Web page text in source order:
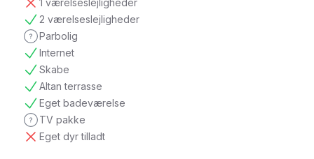
1 værelseslejligheder
ikke tilgængelig
2 værelseslejligheder
tilgængelig
Parbolig
ikke oplyst
Internet
tilgængelig
Skabe
tilgængelig
Altan terrasse
tilgængelig
Eget badeværelse
tilgængelig
TV pakke
ikke oplyst
Eget dyr tilladt
ikke tilgængelig